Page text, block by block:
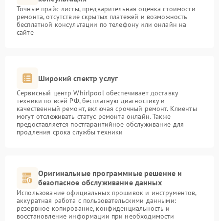
Точные прайс-листы, предварительная оценка стоимости
ремонта, отсутствие скрытых платежей и возможность
бесплатной консультации по телефону или онлайн на
сайте
Широкий спектр услуг
Сервисный центр Whirlpool обеспечивает доставку
техники по всей РФ, бесплатную диагностику и
качественный ремонт, включая срочный ремонт. Клиенты
могут отслеживать статус ремонта онлайн. Также
предоставляется постгарантийное обслуживание для
продления срока службы техники
Оригинальные программные решение и
безопасное обслуживание данных
Использование официальных прошивок и инструментов,
аккуратная работа с пользовательскими данными:
резервное копирование, конфиденциальность и
восстановление информации при необходимости